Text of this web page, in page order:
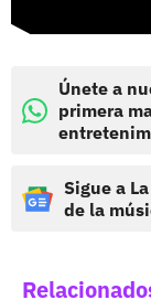
Únete a
primera
Sigue a
de la